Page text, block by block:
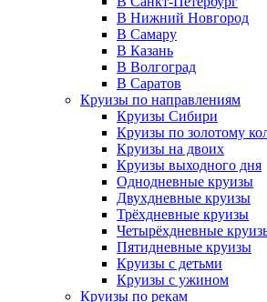
В Нижний Новгород
В Самару
В Казань
В Волгоград
В Саратов
Круизы по направлениям
Круизы Сибири
Круизы по золотому
Круизы на двоих
Круизы выходного дня
Однодневные круизы
Двухдневные круизы
Трёхдневные круизы
Четырёхдневные
Пятидневные круизы
Круизы с детьми
Круизы с ужином
Круизы по рекам